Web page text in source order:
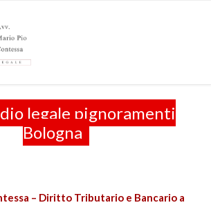
legale pignoramenti
Bologna
– Diritto Tributario e Bancario a